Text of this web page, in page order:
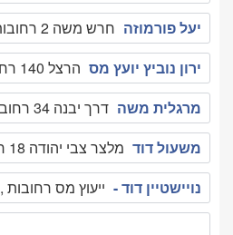
יעל פורמוזה חרש משה 2 רחובות , 0522724990
ירון נוביץ יועץ מס הרצל 140 רחובות , 089451901
מרגלית משה דרך יבנה 34 רחובות , 089460769
משעול דוד מלצר צבי יהודה 18 רחובות , 089468729
נויישטיין דוד - ייעוץ מס רחובות , 089451073